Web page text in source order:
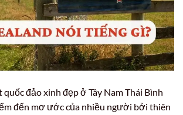
quốc đảo xinh đẹp ở Tây Nam Thái Bình
đến mơ ước của nhiều người bởi thiên